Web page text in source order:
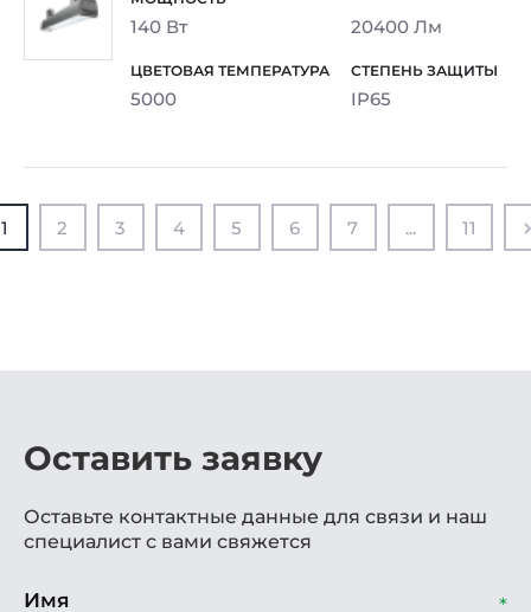
140 Вт 20400 Лм
5000 IP65
1 2 3 4 5 6 7 ... 11
Оставить заявку
Оставьте контактные данные для связи и наш
специалист с вами свяжется